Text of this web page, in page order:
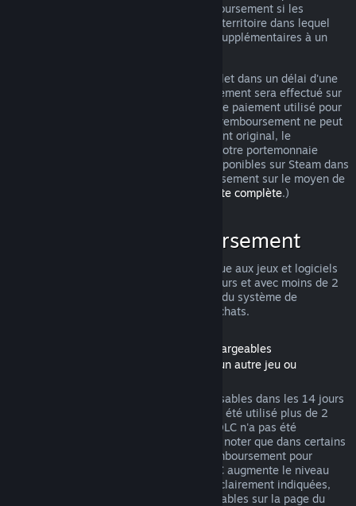
pouvez tout de même demander un remboursement si les
conditions ne sont pas remplies. Selon le territoire dans lequel
vous vivez, vous pouvez avoir des droits supplémentaires à un
Vous obtiendrez un remboursement complet dans un délai d'une
semaine après approbation. Le remboursement sera effectué sur
le portemonnaie Steam ou sur le moyen de paiement utilisé pour
l'achat. Si pour une raison quelconque le remboursement ne peut
pas être effectué sur le moyen de paiement original, le
remboursement intégral sera réalisé sur votre portemonnaie
Steam. (Certains moyens de paiement disponibles sur Steam dans
votre pays ne permettent pas de remboursement sur le moyen de
Cliquez ici pour une liste complète.)
Conditions de remboursement
L'offre de remboursement Steam s'applique aux jeux et logiciels
du magasin Steam achetés dans les 14 jours et avec moins de 2
heures d'utilisation. Voici un récapitulatif du système de
remboursement pour les autres types d'achats.
Remboursement pour les contenus téléchargeables
(Contenu du magasin Steam nécessitant un autre jeu ou
Les DLC achetés sur Steam sont remboursables dans les 14 jours
suivant l'achat et si le jeu de base n'a pas été utilisé plus de 2
heures après l'achat du DLC, tant que le DLC n'a pas été
consommé, modifié ou transféré. Veuillez noter que dans certains
cas, Steam ne pourra pas proposer de remboursement pour
certains DLC tiers (par exemple, si un DLC augmente le niveau
d'un personnage). Ces exceptions seront clairement indiquées,
avant l'achat, comme étant non remboursables sur la page du